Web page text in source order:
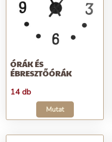
ÓRÁK ÉS
ÉBRESZTŐÓRÁK
14 db
Mutat